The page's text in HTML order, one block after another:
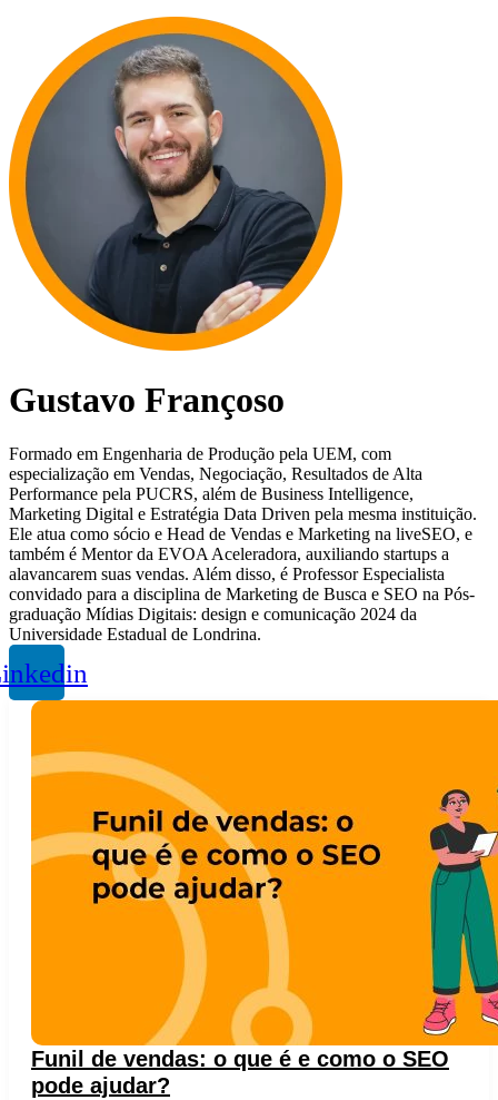
Gustavo Françoso
Formado em Engenharia de Produção pela UEM, com
especialização em Vendas, Negociação, Resultados de Alta
Performance pela PUCRS, além de Business Intelligence,
Marketing Digital e Estratégia Data Driven pela mesma instituição.
Ele atua como sócio e Head de Vendas e Marketing na liveSEO, e
também é Mentor da EVOA Aceleradora, auxiliando startups a
alavancarem suas vendas. Além disso, é Professor Especialista
convidado para a disciplina de Marketing de Busca e SEO na Pós-
graduação Mídias Digitais: design e comunicação 2024 da
Universidade Estadual de Londrina.
Funil de vendas: o que é e como o SEO
pode ajudar?